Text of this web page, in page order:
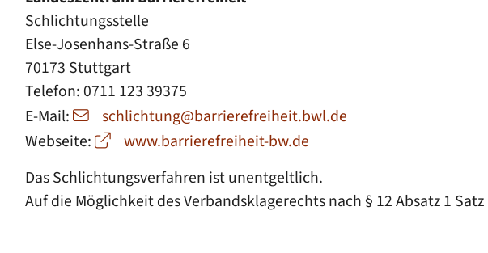
Schlichtungsstelle
Else-Josenhans-Straße 6
70173 Stuttgart
Telefon: 0711 123 39375
E-Mail:
schlichtung@barrierefreiheit.bwl.de
Webseite:
www.barrierefreiheit-bw.de
Das Schlichtungsverfahren ist unentgeltlich.
Auf die Möglichkeit des Verbandsklagerechts nach § 12 Absatz 1